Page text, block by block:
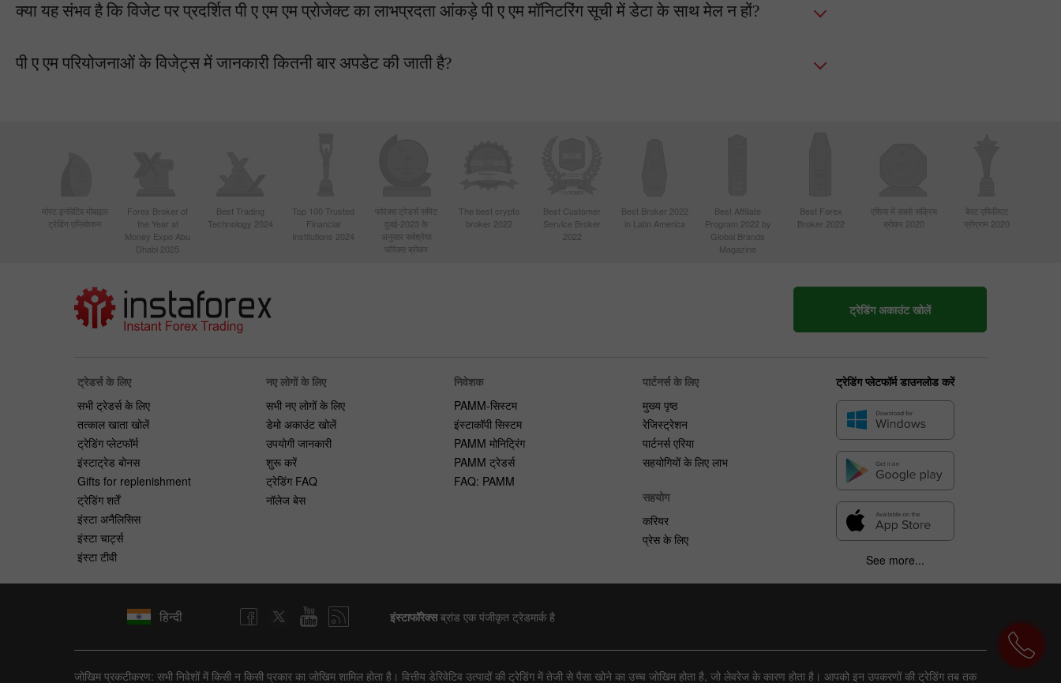
क्या यह संभव है कि विजेट पर प्रदर्शित पी ए एम एम प्रोजेक्ट का लाभप्रदता आंकड़े पी ए एम मॉनिटरिंग सूची में डेटा के साथ मेल न हों?
पी ए एम परियोजनाओं के विजेट्स में जानकारी कितनी बार अपडेट की जाती है?
मोस्ट इनोवेटिव मोबाइल
ट्रेडिंग एप्लिकेशन
Forex Broker of
the Year at
Money Expo Abu
Dhabi 2025
Best Trading
Technology 2024
Top 100 Trusted
Financial
Institutions 2024
फोरेक्स ट्रेडर्स समिट
दुबई-2023 के
अनुसार सर्वश्रेष्ठ
फोरेक्स ब्रोकर
The best crypto
broker 2022
Best Customer
Service Broker
2022
Best Broker 2022
in Latin America
Best Affiliate
Program 2022 by
Global Brands
Magazine
Best Forex
Broker 2022
एशिया में सबसे सक्रिय
ब्रोकर 2020
बेस्ट एफिलिएट
प्रोग्राम 2020
ट्रेडिंग अकाउंट खोलें
ट्रेडर्स के लिए
सभी ट्रेडर्स के लिए
तत्काल खाता खोलें
ट्रेडिंग प्लेटफॉर्म
इंस्टाट्रेड बोनस
Gifts for replenishment
ट्रेडिंग शर्तें
इंस्टा अनैलिसिस
इंस्टा चार्ट्स
इंस्टा टीवी
नए लोगों के लिए
सभी नए लोगों के लिए
डेमो अकाउंट खोलें
उपयोगी जानकारी
शुरू करें
ट्रेडिंग FAQ
नॉलेज बेस
निवेशक
PAMM-सिस्टम
इंस्टाकॉपी सिस्टम
PAMM मोनिट्रिंग
PAMM ट्रेडर्स
FAQ: PAMM
पार्टनर्स के लिए
मुख्य पृष्ठ
रेजिस्ट्रेशन
पार्टनर्स एरिया
सहयोगियों के लिए लाभ
सहयोग
करियर
प्रेस के लिए
ट्रेडिंग प्लेटफॉर्म डाउनलोड करें
See more...
हिन्दी इंस्टाफॉरेक्सब्रांड एक पंजीकृत ट्रेडमार्क है
जोखिम प्रकटीकरण: सभी निवेशों में किसी न किसी प्रकार का जोखिम शामिल होता है। वित्तीय डेरिवेटिव उत्पादों की ट्रेडिंग में तेजी से पैसा खोने का उच्च जोखिम होता है, जो लेवरेज के कारण होता है। आपको इन उपकरणों की ट्रेडिंग तब तक